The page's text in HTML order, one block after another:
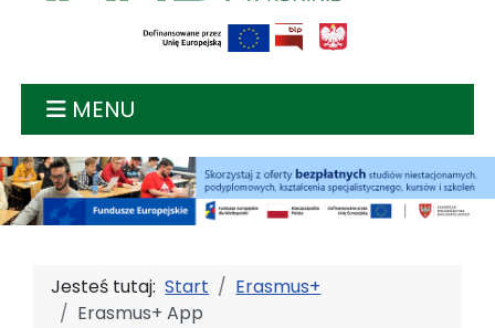
MENU
Jesteś tutaj:Start
Erasmus+
Erasmus+ App